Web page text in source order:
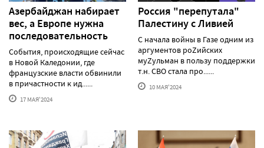
Азербайджан набирает
вес, а Европе нужна
последовательность
События, происходящие сейчас
в Новой Каледонии, где
французские власти обвинили
в причастности к ид......
17 МАЯ'2024
Россия "перепутала"
Палестину с Ливией
С начала войны в Газе одним из
аргументов роZийских
муZульман в пользу поддержки
т.н. СВО стала про......
10 МАЯ'2024